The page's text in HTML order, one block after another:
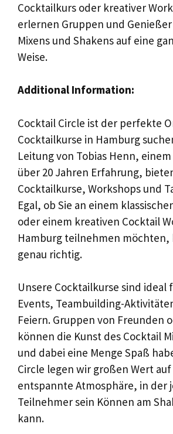
Cocktailkurs oder kreativer
erlernen Gruppen und
Mixens und Shakens auf eine
Weise.
Additional Information:
Cocktail Circle ist der perfekte
Cocktailkurse in Hamburg
Leitung von Tobias Henn,
über 20 Jahren Erfahrung,
Cocktailkurse, Workshops und
Egal, ob Sie an einem
oder einem kreativen Cocktail
Hamburg teilnehmen möchten,
genau richtig.
Unsere Cocktailkurse sind ideal
Events, Teambuilding-
Feiern. Gruppen von Freunden
können die Kunst des Cocktail
und dabei eine Menge Spaß
Circle legen wir großen Wert
entspannte Atmosphäre, in der
Teilnehmer sein Können am
kann.